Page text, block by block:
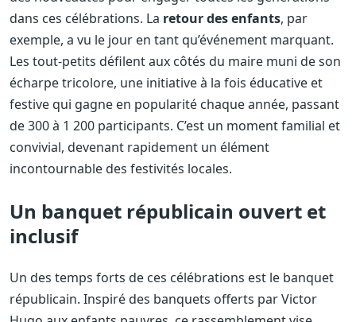
dans ces célébrations. La retour des enfants, par
exemple, a vu le jour en tant qu’événement marquant.
Les tout-petits défilent aux côtés du maire muni de son
écharpe tricolore, une initiative à la fois éducative et
festive qui gagne en popularité chaque année, passant
de 300 à 1 200 participants. C’est un moment familial et
convivial, devenant rapidement un élément
incontournable des festivités locales.
Un banquet républicain ouvert et
inclusif
Un des temps forts de ces célébrations est le banquet
républicain. Inspiré des banquets offerts par Victor